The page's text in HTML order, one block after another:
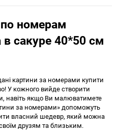
номерам
сакуре 40*50 см
картини за номерами купити
У кожного вийде створити
навіть якщо Ви малюватимете
за номерами» допоможуть
власний шедевр, який можна
друзям та близьким.